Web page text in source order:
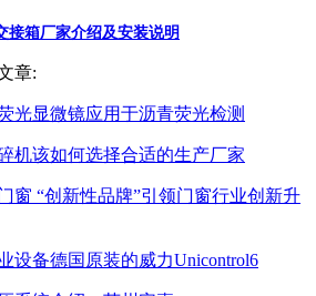
接箱厂家介绍及安装说明
章:
光显微镜应用于沥青荧光检测
机该如何选择合适的生产厂家
窗 “创新性品牌”引领门窗行业创新升
设备德国原装的威力Unicontrol6